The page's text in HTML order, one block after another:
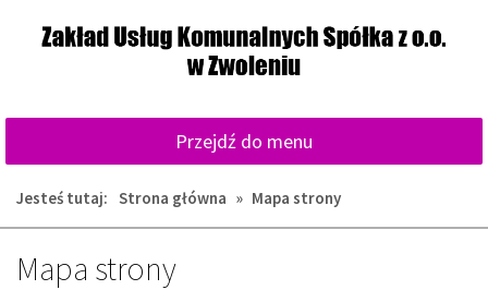
głównej
wyszukiwarki
Przejdź do menu
Jesteś tutaj: Strona główna » Mapa strony
Mapa strony